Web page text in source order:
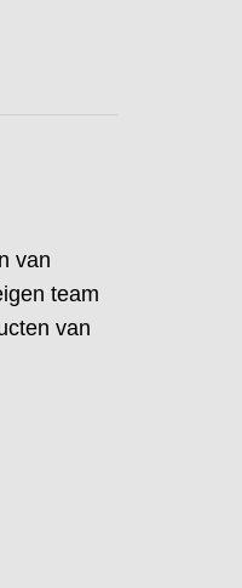
van
team
van